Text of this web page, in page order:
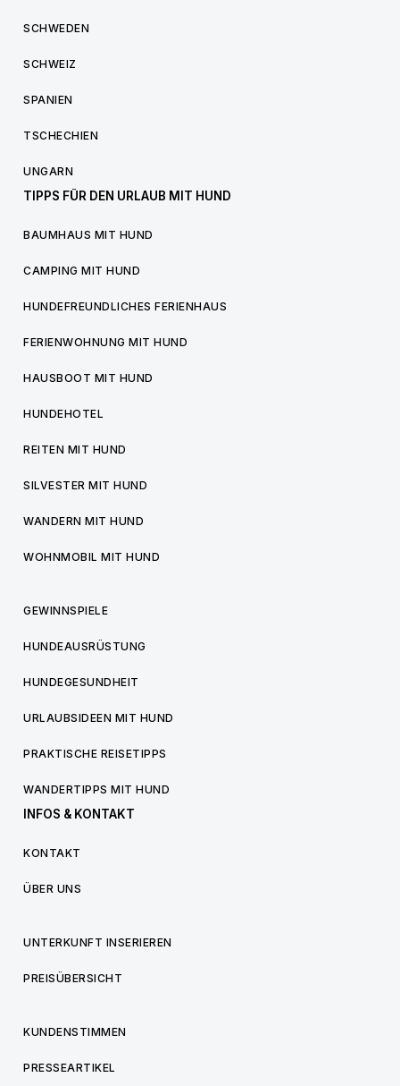
SCHWEDEN
SCHWEIZ
SPANIEN
TSCHECHIEN
UNGARN
TIPPS FÜR DEN URLAUB MIT HUND
BAUMHAUS MIT HUND
CAMPING MIT HUND
HUNDEFREUNDLICHES FERIENHAUS
FERIENWOHNUNG MIT HUND
HAUSBOOT MIT HUND
HUNDEHOTEL
REITEN MIT HUND
SILVESTER MIT HUND
WANDERN MIT HUND
WOHNMOBIL MIT HUND
GEWINNSPIELE
HUNDEAUSRÜSTUNG
HUNDEGESUNDHEIT
URLAUBSIDEEN MIT HUND
PRAKTISCHE REISETIPPS
WANDERTIPPS MIT HUND
INFOS & KONTAKT
KONTAKT
ÜBER UNS
UNTERKUNFT INSERIEREN
PREISÜBERSICHT
KUNDENSTIMMEN
PRESSEARTIKEL